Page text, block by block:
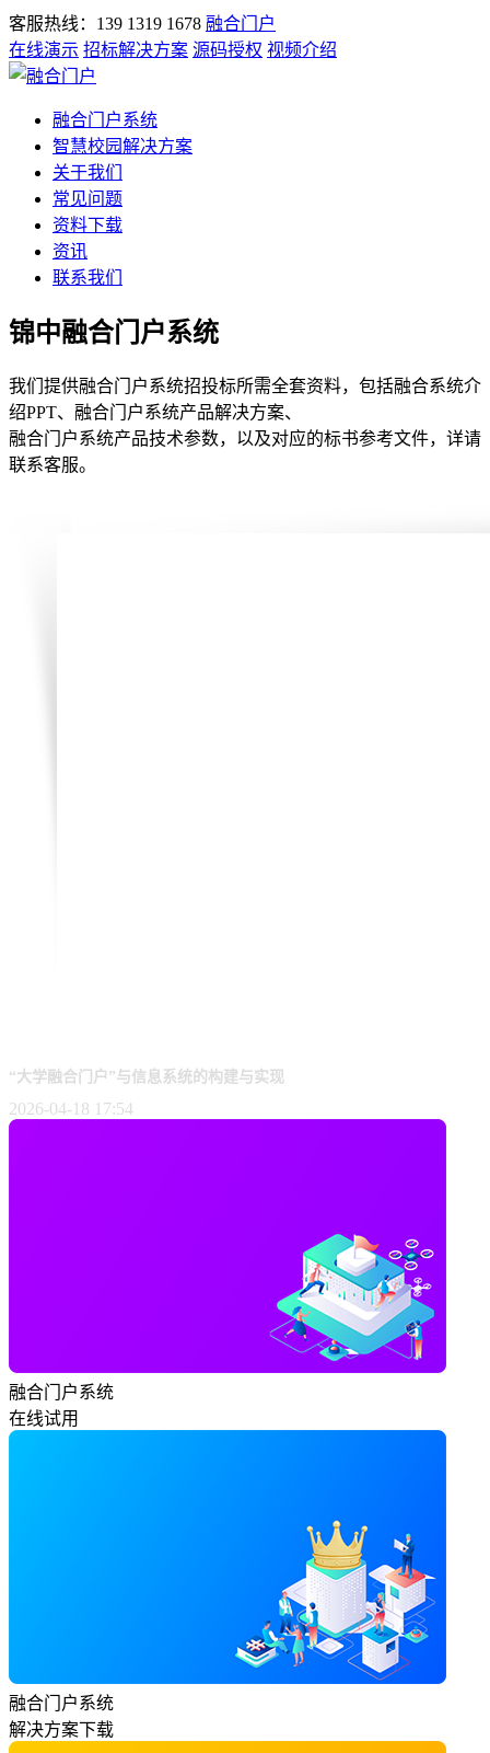
客服热线：139 1319 1678 融合门户
在线演示 招标解决方案 源码授权 视频介绍
融合门户系统
智慧校园解决方案
关于我们
常见问题
资料下载
资讯
联系我们
锦中融合门户系统
我们提供融合门户系统招投标所需全套资料，包括融合系统介
绍PPT、融合门户系统产品解决方案、
融合门户系统产品技术参数，以及对应的标书参考文件，详请
联系客服。
“大学融合门户”与信息系统的构建与实现
2026-04-18 17:54
融合门户系统
在线试用
融合门户系统
解决方案下载